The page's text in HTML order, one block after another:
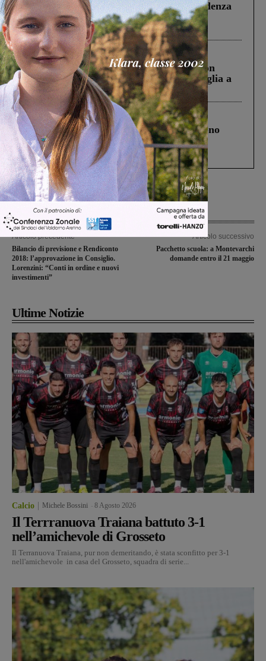
Piscina di Figline finanziata oltre la scadenza
Pnrr, il gruppo di Fratelli d’Italia: “Un
ringraziamento al Governo”
Cronaca 3 Agosto 2026
Scomparso da una struttura di Castiglion
Fiorentino l’uomo che aveva ucciso la figlia a
Levane nel 2020
Cronaca 4 Agosto 2026
Un anno fa la strage in A1 in cui morirono
Gianni, Giulia e Franco. Lo schianto, il
processo, lo stop ai sorpassi fra tir....
Articolo precedente
Bilancio di previsione e Rendiconto
2018: l’approvazione in Consiglio.
Lorenzini: “Conti in ordine e nuovi
investimenti”
Articolo successivo
Pacchetto scuola: a Montevarchi
domande entro il 21 maggio
Ultime Notizie
Calcio Michele Bossini 8 Agosto 2026
Il Terrranuova Traiana battuto 3-1
nell’amichevole di Grosseto
Il Terranuova Traiana, pur non demeritando, è stata sconfitto per 3-1
nell'amichevole in casa del Grosseto, squadra di serie...